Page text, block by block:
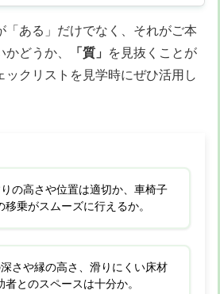
「ある」だけでなく、それがご本
どうか、
「質」 を見抜くことが
ックリストを見学時にぜひ活用し
の高さや位置は適切か、車椅子
移乗がスムーズに行えるか。
さや縁の高さ、滑りにくい床材
者とのスペースは十分か。